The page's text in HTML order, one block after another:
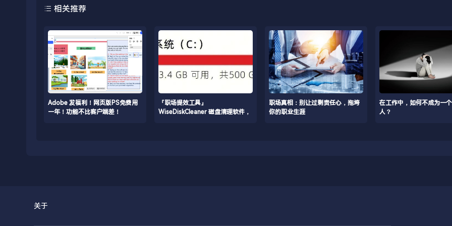
相关推荐
Adobe 发福利！网页版PS免费用
一年！功能不比客户端差！
『职场提效工具』
WiseDiskCleaner 磁盘清理软件，
职场真相：别让过剩责任心，拖垮
你的职业生涯
在工作中，如何不成为一
人？
关于